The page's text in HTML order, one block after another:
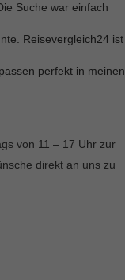
Suche war einfach
Reisevergleich24 ist
perfekt in meinen
von 11 – 17 Uhr zur
direkt an uns zu